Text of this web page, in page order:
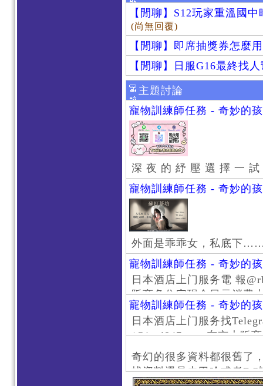
【閒聊】S12玩家重溫國
(尚無回覆)
【閒聊】即席抽獎券怎麼
【閒聊】日服G16最終找
主題討論
寵物訓練師任務 - 奇妙的
深 夜 的 紓 壓 選 擇 一
寵物訓練師任務 - 奇妙的
外面是乖乖女，私底下
寵物訓練師任務 - 奇妙的
日本酒店上门服务電 報
阪商务住宅现金日元消费
京风俗 #大阪风俗 #东京
上门服务新宿风俗 #梅田
#日本萝莉 #大阪萝莉 #日
寵物訓練師任務 - 奇妙的
日本酒店上门服务找
/@jptd847utpp 东京大阪
京旅游 #大阪旅游 #东京
东京上门服务 #大阪上门
心斋桥风俗 #日本女孩 #
奇幻的很多資料都很舊了
找資料還是去巴哈或者